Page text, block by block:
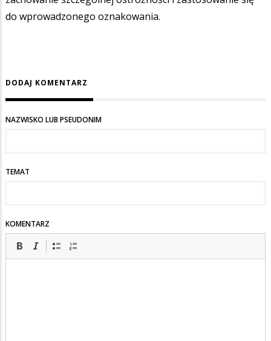
do wprowadzonego oznakowania.
DODAJ KOMENTARZ
NAZWISKO LUB PSEUDONIM
TEMAT
KOMENTARZ